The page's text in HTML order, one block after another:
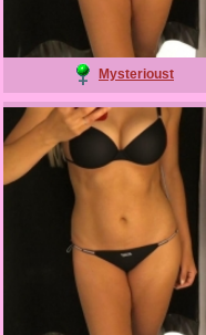
Mysterioust